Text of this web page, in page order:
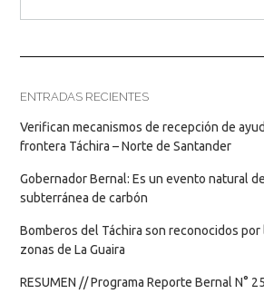
ENTRADAS RECIENTES
Verifican mecanismos de recepción de
frontera Táchira – Norte de Santander
Gobernador Bernal: Es un evento natural
subterránea de carbón
Bomberos del Táchira son reconocidos
zonas de La Guaira
RESUMEN // Programa Reporte Bernal N°